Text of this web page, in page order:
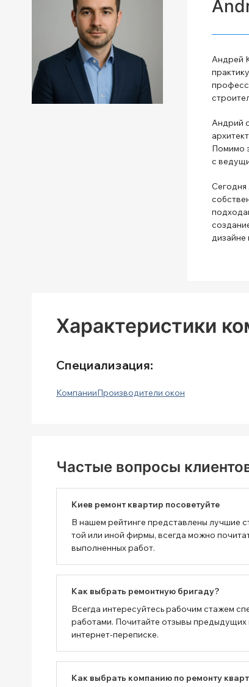
Андрей
Андрий
Помимо
с
Сегодня
дизайне
Характеристики
Специализация:
КомпанииПроизводители окон
Частые вопросы
Киев ремонт квартир посоветуйте
В нашем рейтинге представлены лучшие
той или иной фирмы, всегда можно
выполненных работ.
Как выбрать ремонтную бригаду?
Всегда интересуйтесь рабочим стажем
работами. Почитайте отзывы предыдущих
интернет-переписке.
Как выбрать компанию по ремонту